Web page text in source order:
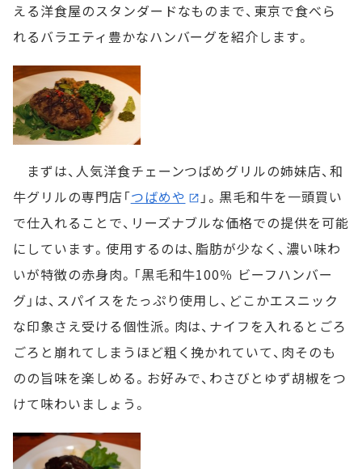
える洋食屋のスタンダードなものまで、東京で食べら
れるバラエティ豊かなハンバーグを紹介します。
まずは、人気洋食チェーンつばめグリルの姉妹店、和
牛グリルの専門店「つばめや
」。黒毛和牛を一頭買い
で仕入れることで、リーズナブルな価格での提供を可能
にしています。使用するのは、脂肪が少なく、濃い味わ
いが特徴の赤身肉。「黒毛和牛100％ ビーフハンバー
グ」は、スパイスをたっぷり使用し、どこかエスニック
な印象さえ受ける個性派。肉は、ナイフを入れるとごろ
ごろと崩れてしまうほど粗く挽かれていて、肉そのも
のの旨味を楽しめる。お好みで、わさびとゆず胡椒をつ
けて味わいましょう。